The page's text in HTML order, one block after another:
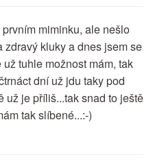
miminku, ale nešlo
zdravý kluky a dnes jsem se
tuhle možnost mám, tak
dní už jdu taky pod
už je příliš...tak snad to ještě
tak slíbené...:-)